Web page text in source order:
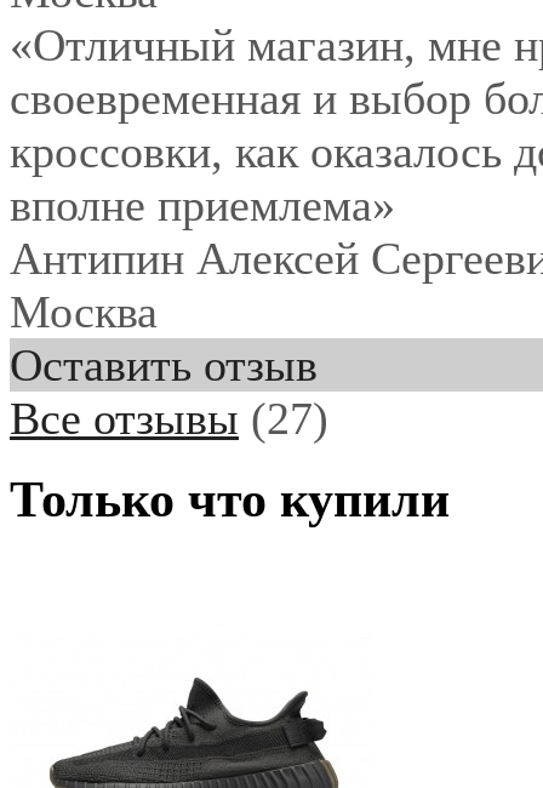
«Отличный магазин, мне
своевременная и выбор
кроссовки, как оказалось
вполне приемлема»
Антипин Алексей
Москва
Оставить отзыв
Все отзывы (27)
Только что купили